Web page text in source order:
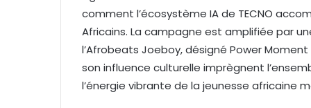
comment l’écosystème IA de TECNO
Africains. La campagne est amplifiée par
l’Afrobeats Joeboy, désigné Power
son influence culturelle imprègnent
l’énergie vibrante de la jeunesse africaine